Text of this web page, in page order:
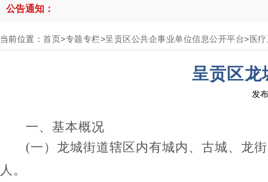
公告通知：
当前位置：首页>专题专栏>呈贡区公共企事业单位信息公开平台>医
呈贡区龙
发
一、基本概况
(一） 龙城街道辖区内有城内、古城、龙
人。